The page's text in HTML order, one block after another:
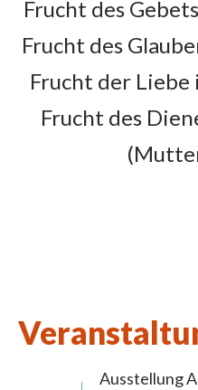
Als Patronat für die
Chemnitzer die Hl.
80er Jahren zweimal
eine Niederlassung
besonders bei denen
10,10)
Frucht des
Frucht des
Frucht der Liebe
Frucht des
Ausstellung